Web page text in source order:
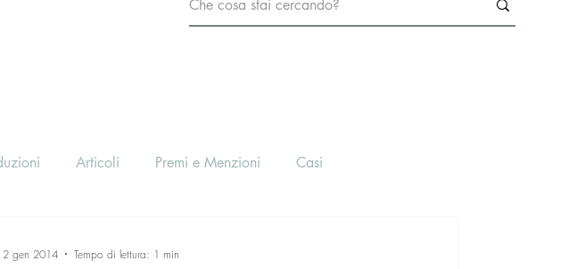
Articoli Premi e Menzioni Casi
2 gen 2014 Tempo di lettura: 1 min